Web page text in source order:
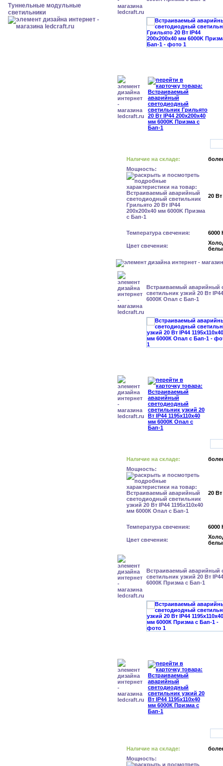
Туннельные модульные
светильники
Наличие на складе:
Мощность:
20 Вт
Температура свечения: 6000
Цвет свечения:
Встраиваемый аварийный
светильник узкий 20 Вт
6000К Опал с Бап-1
Наличие на складе:
Мощность:
20 Вт
Температура свечения: 6000
Цвет свечения:
Встраиваемый аварийный
светильник узкий 20 Вт
6000К Призма с Бап-1
Наличие на складе:
Мощность: